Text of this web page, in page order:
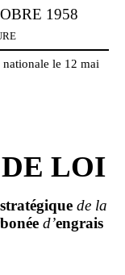
1958
nationale le 12 mai
LOI
stratégiquede la
d’engrais